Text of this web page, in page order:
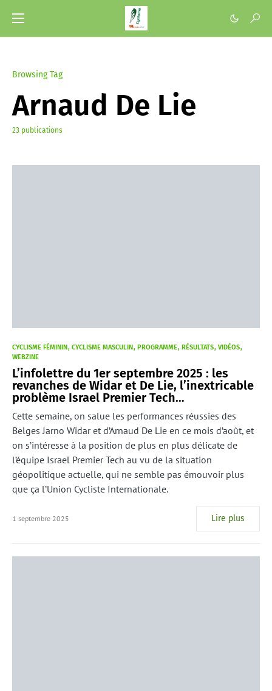
Browsing Tag
Arnaud De Lie
23 publications
CYCLISME FÉMININ CYCLISME MASCULIN PROGRAMME RÉSULTATS VIDÉOS
WEBZINE
L’infolettre du 1er septembre 2025 : les
revanches de Widar et De Lie, l’inextricable
problème Israel Premier Tech…
Cette semaine, on salue les performances réussies des
Belges Jarno Widar et d’Arnaud De Lie en ce mois d’août, et
on s’intéresse à la position de plus en plus délicate de
l’équipe Israel Premier Tech au vu de la situation
géopolitique actuelle, qui ne semble pas émouvoir plus
que ça l’Union Cycliste Internationale.
1 septembre 2025 Lire plus